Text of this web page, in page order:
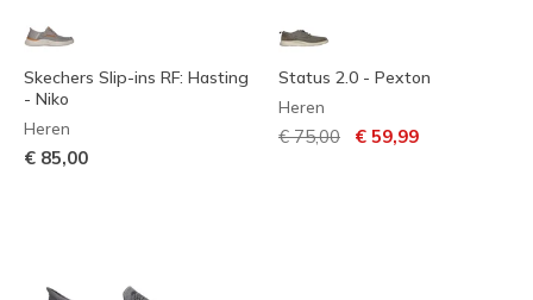
Skechers Slip-ins RF: Hasting
- Niko
Heren
€ 85,00
Status 2.0 - Pexton
Heren
Prijs verlaagd van
€ 75,00 naar
€ 59,99